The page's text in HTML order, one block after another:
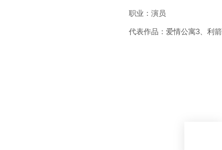
职业：演员
代表作品：爱情公寓3、利